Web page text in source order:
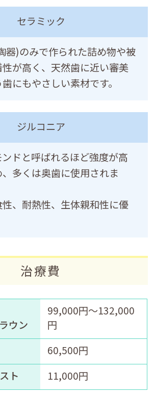
セラミック
器)のみで作られた詰め物や被
が高く、天然歯に近い審美
にもやさしい素材です。
ジルコニア
ドと呼ばれるほど強度が高
多くは奥歯に使用されま
、耐熱性、生体親和性に優
治療費
ウン
99,000円～132,000
円
60,500円
ト
11,000円